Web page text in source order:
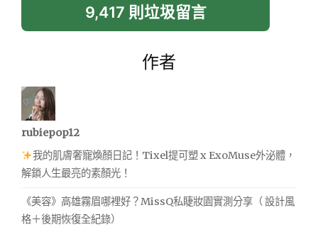
9,417 則垃圾留言
作者
rubiepop12
我的肌膚奢寵煥顏日記！Tixel提可塑 x ExoMuse外泌體，
解鎖人生最亮的素顏光！
《美容》高雄霧眉哪裡好？MissQ私睫妝園實測分享（ 設計風
格＋後期恢復全紀錄）